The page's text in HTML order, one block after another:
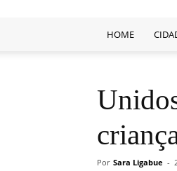
HOME
Por Sara Ligabue -